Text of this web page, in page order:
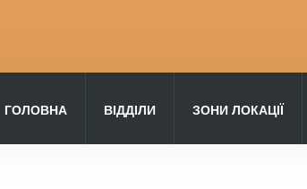
Пошук
ГОЛОВНА ВІДДІЛИ ЗОНИ ЛОКАЦІЇ